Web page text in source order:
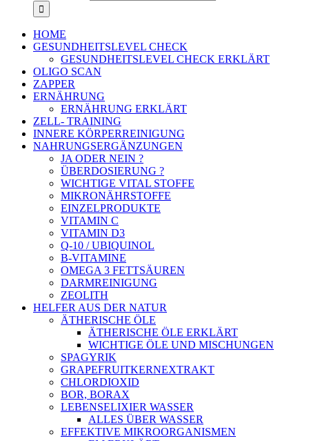
HOME
GESUNDHEITSLEVEL CHECK
GESUNDHEITSLEVEL CHECK ERKLÄRT
OLIGO SCAN
ZAPPER
ERNÄHRUNG
ERNÄHRUNG ERKLÄRT
ZELL- TRAINING
INNERE KÖRPERREINIGUNG
NAHRUNGSERGÄNZUNGEN
JA ODER NEIN ?
ÜBERDOSIERUNG ?
WICHTIGE VITAL STOFFE
MIKRONÄHRSTOFFE
EINZELPRODUKTE
VITAMIN C
VITAMIN D3
Q-10 / UBIQUINOL
B-VITAMINE
OMEGA 3 FETTSÄUREN
DARMREINIGUNG
ZEOLITH
HELFER AUS DER NATUR
ÄTHERISCHE ÖLE
ÄTHERISCHE ÖLE ERKLÄRT
WICHTIGE ÖLE UND MISCHUNGEN
SPAGYRIK
GRAPEFRUITKERNEXTRAKT
CHLORDIOXID
BOR, BORAX
LEBENSELIXIER WASSER
ALLES ÜBER WASSER
EFFEKTIVE MIKROORGANISMEN